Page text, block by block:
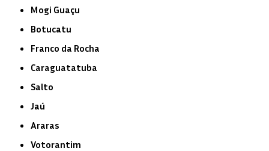
Mogi Guaçu
Botucatu
Franco da Rocha
Caraguatatuba
Salto
Jaú
Araras
Votorantim